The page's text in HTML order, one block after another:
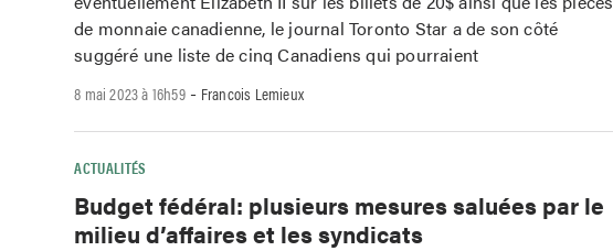
de monnaie canadienne, le journal Toronto Star a de son côté
suggéré une liste de cinq Canadiens qui pourraient
8 mai 2023 à 16h59- Francois Lemieux
ACTUALITÉS
Budget fédéral: plusieurs mesures saluées par le
milieu d’affaires et les syndicats